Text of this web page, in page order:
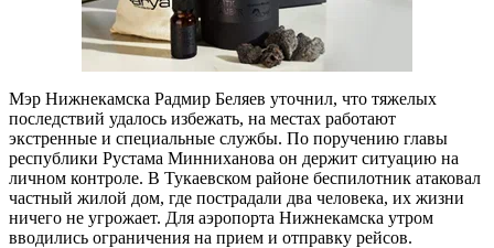
Мэр Нижнекамска Радмир Беляев уточнил, что тяжелых
последствий удалось избежать, на местах работают
экстренные и специальные службы. По поручению главы
республики Рустама Минниханова он держит ситуацию на
личном контроле. В Тукаевском районе беспилотник атаковал
частный жилой дом, где пострадали два человека, их жизни
ничего не угрожает. Для аэропорта Нижнекамска утром
вводились ограничения на прием и отправку рейсов.